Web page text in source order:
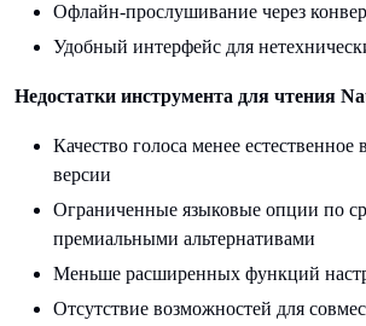
Офлайн-прослушивание через
Удобный интерфейс для
Недостатки инструмента для чтения
Качество голоса менее естественное
версии
Ограниченные языковые опции по
премиальными альтернативами
Меньше расширенных функций
Отсутствие возможностей для